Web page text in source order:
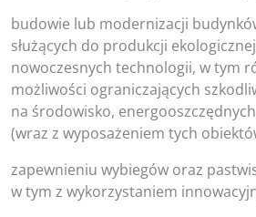
budowie lub modernizacji
służących do produkcji
nowoczesnych technologii, w tym
możliwości ograniczających
na środowisko,
(wraz z wyposażeniem tych
zapewnieniu wybiegów oraz
w tym z wykorzystaniem